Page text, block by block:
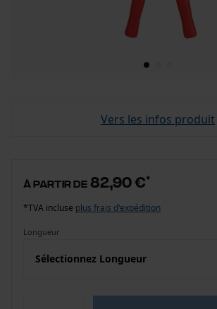
Vers les infos produit
à partir de 82,90 €*
*TVA incluse plus frais d'expédition
Longueur
Sélectionnez Longueur